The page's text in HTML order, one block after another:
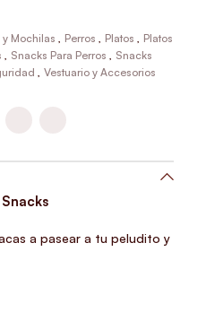
y Mochilas Perros Platos
Platos
Snacks Para Perros
Snacks
Vestuario y Accesorios
a pasear a tu peludito y